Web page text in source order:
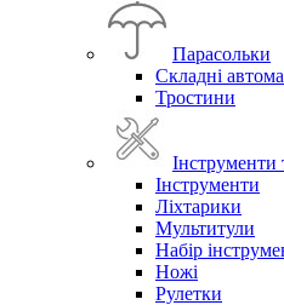
Парасольки
Складні
Тростини
Інструменти
Інструменти
Ліхтарики
Мультитули
Набір
Ножі
Рулетки